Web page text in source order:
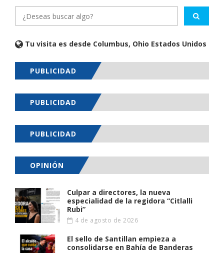
Tu visita es desde Columbus, Ohio Estados Unidos
PUBLICIDAD
PUBLICIDAD
PUBLICIDAD
OPINIÓN
Culpar a directores, la nueva
especialidad de la regidora “Citlalli
Rubi”
4 de agosto de 2026
El sello de Santillan empieza a
consolidarse en Bahía de Banderas